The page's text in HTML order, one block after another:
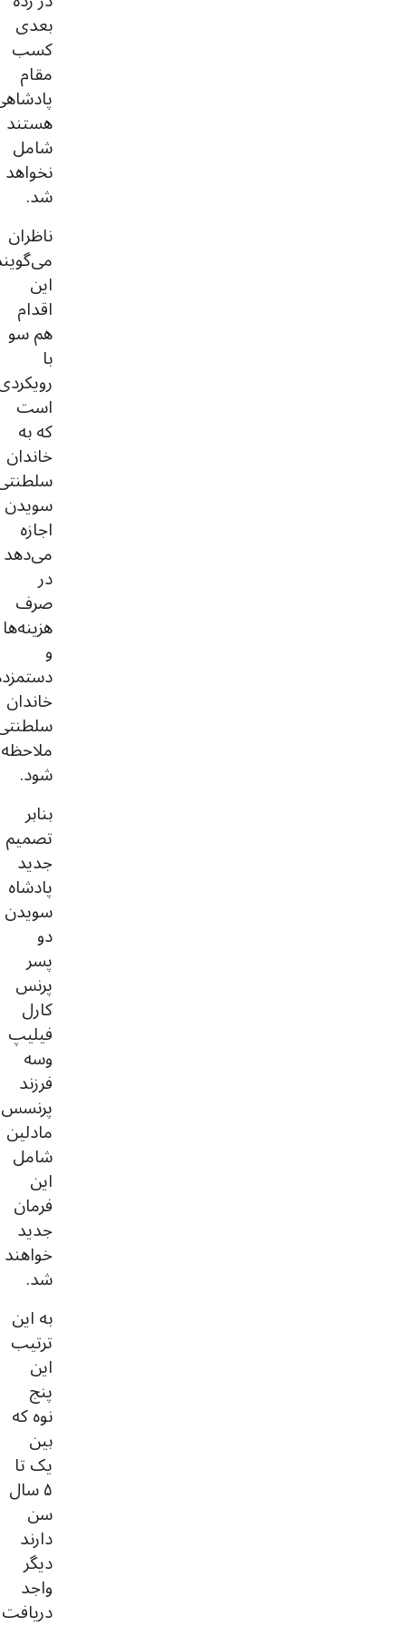
بعدی
کسب
مقام
هستند
شامل
نخواهد
شد.
ناظران
این
اقدام
هم سو
با
است
که به
خاندان
سویدن
اجازه
می‌دهد
در
صرف
هزینه‌ها
و
خاندان
ملاحظه
شود.
بنابر
تصمیم
جدید
پادشاه
سویدن
دو
پسر
پرنس
کارل
فیلیپ
وسه
فرزند
پرنسس
مادلین
شامل
این
فرمان
جدید
خواهند
شد.
به این
ترتیب
این
پنج
نوه که
بین
یک تا
۵ سال
سن
دارند
دیگر
واجد
دریافت